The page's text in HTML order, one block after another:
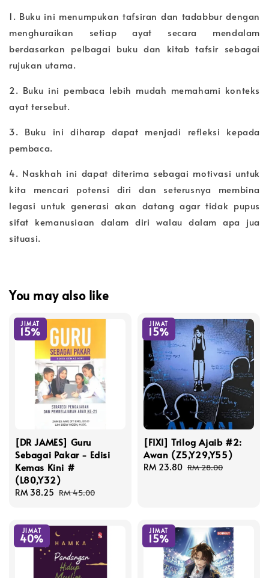
1. Buku ini menumpukan tafsiran dan tadabbur dengan
menghuraikan setiap ayat secara mendalam
berdasarkan pelbagai buku dan kitab tafsir sebagai
rujukan utama.
2. Buku ini pembaca lebih mudah memahami konteks
ayat tersebut.
3. Buku ini diharap dapat menjadi refleksi kepada
pembaca.
4. Naskhah ini dapat diterima sebagai motivasi untuk
kita mencari potensi diri dan seterusnya membina
legasi untuk generasi akan datang agar tidak pupus
sifat kemanusiaan dalam diri walau dalam apa jua
situasi.
You may also like
JIMAT
15%
[DR JAMES] Guru
Sebagai Pakar - Edisi
Kemas Kini #
(L80,Y32)
Sale
RM 38.25 Regular
RM 45.00
JIMAT
15%
[FIXI] Trilog Ajaib #2:
Awan (Z5,Y29,Y55)
Sale
RM 23.80 Regular
RM 28.00
JIMAT
40%
JIMAT
15%